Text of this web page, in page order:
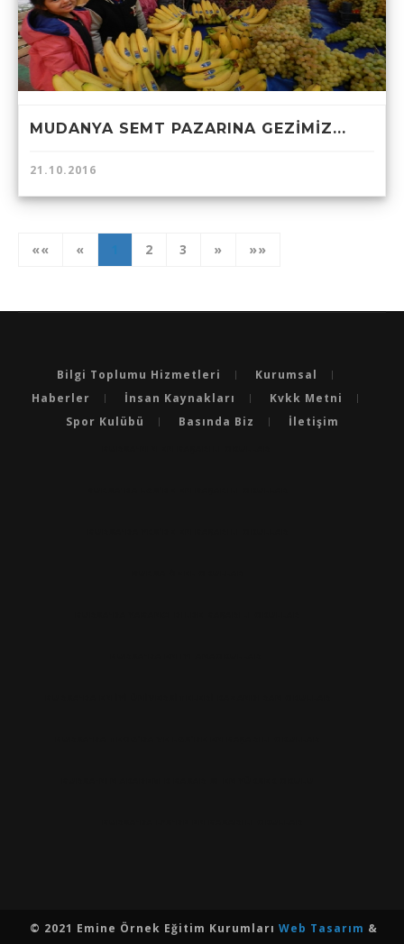
MUDANYA SEMT PAZARINA GEZİMİZ...
21.10.2016
«« « 2 3 » »»
Bilgi Toplumu Hizmetleri
Kurumsal
Haberler
İnsan Kaynakları
Kvkk Metni
Spor Kulübü
Basında Biz İletişim
© 2021 Emine Örnek Eğitim Kurumları Web Tasarım &